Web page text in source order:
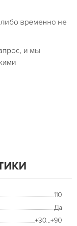
временно не
и мы
110
Да
+30...+90